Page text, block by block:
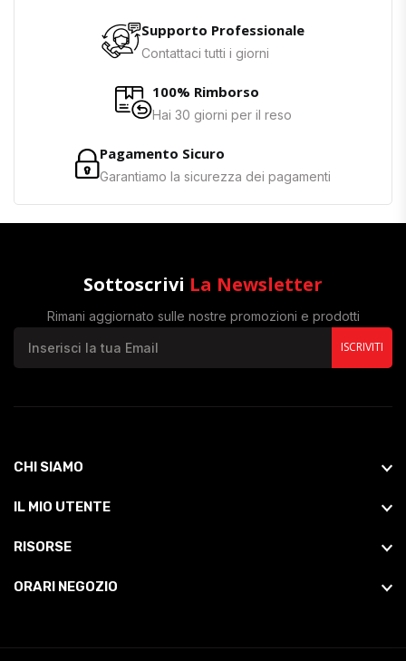
Supporto Professionale
Contattaci tutti i giorni
100% Rimborso
Hai 30 giorni per il reso
Pagamento Sicuro
Garantiamo la sicurezza dei pagamenti
Sottoscrivi La Newsletter
Rimani aggiornato sulle nostre promozioni e prodotti
ISCRIVITI
CHI SIAMO
IL MIO UTENTE
RISORSE
ORARI NEGOZIO